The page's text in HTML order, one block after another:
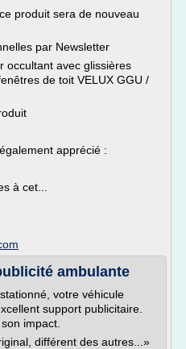
produit sera de nouveau
par Newsletter
occultant avec glissières
de toit VELUX GGU /
apprécié :
à cet...
ambulante
votre véhicule
support publicitaire.
impact.
différent des autres...»